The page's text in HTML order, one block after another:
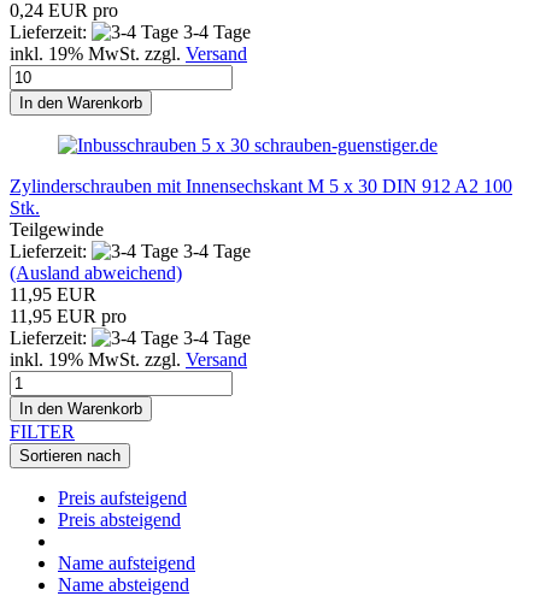
0,24 EUR pro
Lieferzeit:
3-4 Tage
inkl. 19% MwSt. zzgl. Versand
In den Warenkorb
schrauben-guenstiger.de
Zylinderschrauben mit Innensechskant M 5 x 30 DIN 912 A2 100
Stk.
Teilgewinde
Lieferzeit:
3-4 Tage
(Ausland abweichend)
11,95 EUR
11,95 EUR pro
Lieferzeit:
3-4 Tage
inkl. 19% MwSt. zzgl. Versand
In den Warenkorb
FILTER
Sortieren nach
Preis aufsteigend
Preis absteigend
Name aufsteigend
Name absteigend